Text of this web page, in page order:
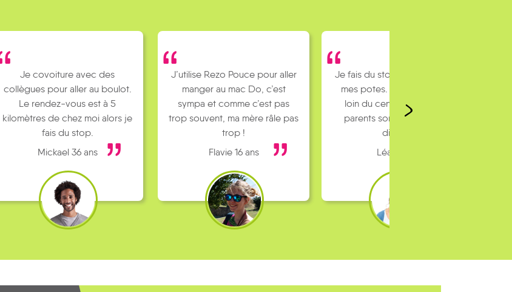
J’utilise Rezo Pouce pour aller
manger au mac Do, c’est
sympa et comme c’est pas
trop souvent, ma mère râle pas
Flavie 16 ans
Je fais du stop pour rejoindre
mes potes. J’habite un peu
loin du centre ville et mes
parents sont pas toujours
Léa 16 ans